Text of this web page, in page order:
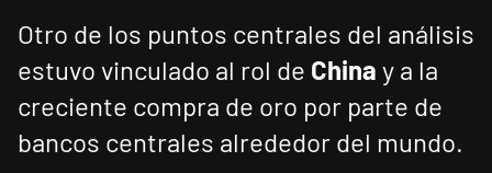
Otro de los puntos centrales del análisis
estuvo vinculado al rol de China y a la
creciente compra de oro por parte de
bancos centrales alrededor del mundo.